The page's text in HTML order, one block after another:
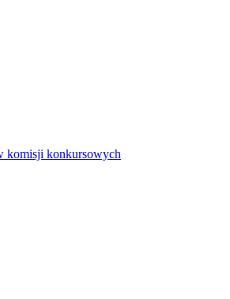
komisji konkursowych